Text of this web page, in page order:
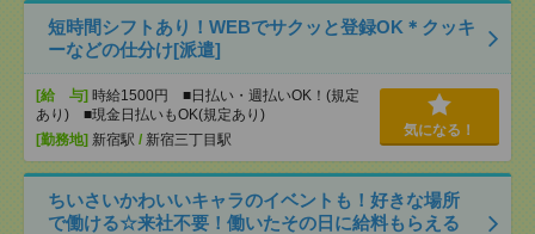
短時間シフトあり！WEBでサクッと登録OK＊クッキ
ーなどの仕分け[派遣]
[給 与] 時給1500円 ■日払い・週払いOK！(規定
あり) ■現金日払いもOK(規定あり)
[勤務地] 新宿駅 / 新宿三丁目駅
気になる！
ちいさいかわいいキャラのイベントも！好きな場所
で働ける☆来社不要！働いたその日に給料もらえる